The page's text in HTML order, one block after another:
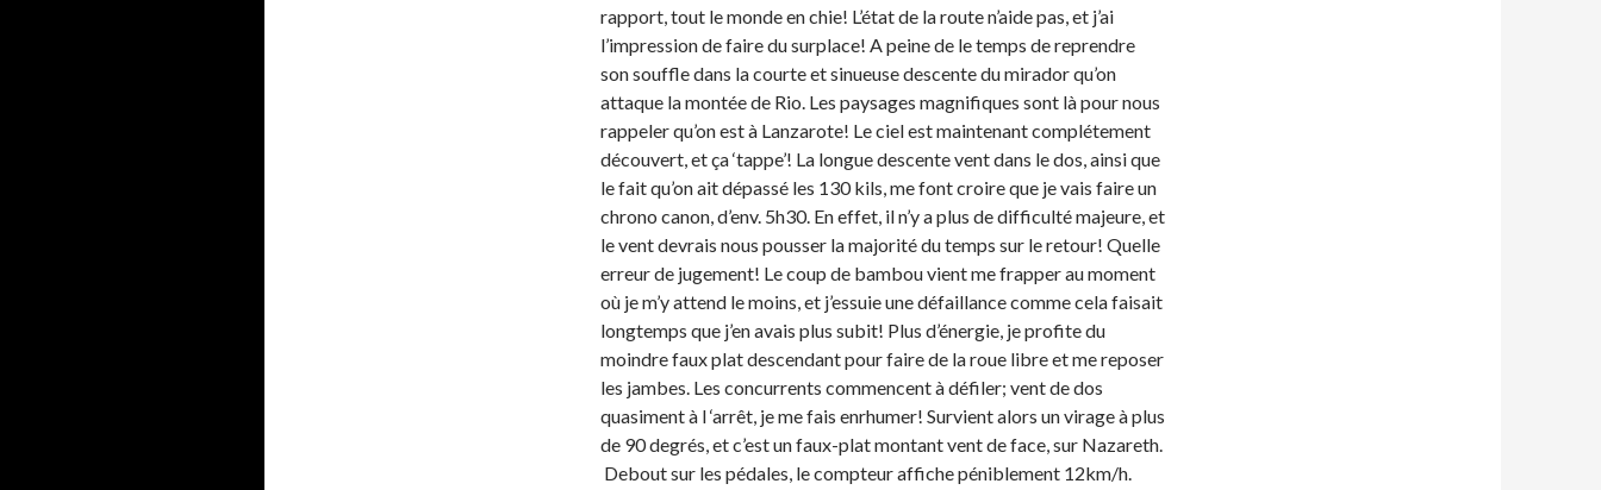
rapport, tout le monde en chie! L’état de la route n’aide pas, et j’ai
l’impression de faire du surplace! A peine de le temps de reprendre
son souffle dans la courte et sinueuse descente du mirador qu’on
attaque la montée de Rio. Les paysages magnifiques sont là pour nous
rappeler qu’on est à Lanzarote! Le ciel est maintenant complétement
découvert, et ça ‘tappe’! La longue descente vent dans le dos, ainsi que
le fait qu’on ait dépassé les 130 kils, me font croire que je vais faire un
chrono canon, d’env. 5h30. En effet, il n’y a plus de difficulté majeure, et
le vent devrais nous pousser la majorité du temps sur le retour! Quelle
erreur de jugement! Le coup de bambou vient me frapper au moment
où je m’y attend le moins, et j’essuie une défaillance comme cela faisait
longtemps que j’en avais plus subit! Plus d’énergie, je profite du
moindre faux plat descendant pour faire de la roue libre et me reposer
les jambes. Les concurrents commencent à défiler; vent de dos
quasiment à l ‘arrêt, je me fais enrhumer! Survient alors un virage à plus
de 90 degrés, et c’est un faux-plat montant vent de face, sur Nazareth.
Debout sur les pédales, le compteur affiche péniblement 12km/h.